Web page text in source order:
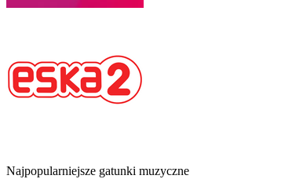
Najpopularniejsze gatunki muzyczne